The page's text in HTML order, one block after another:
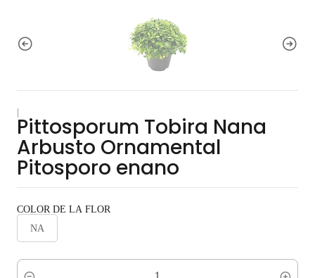
Pittosporum Tobira Nana
Arbusto Ornamental
Pitosporo enano
COLOR DE LA FLOR
NA